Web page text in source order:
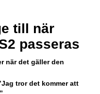
till när
passeras
när det gäller den
tror det kommer att